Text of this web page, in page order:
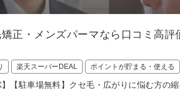
正・メンズパーマなら口コミ高
楽天スーパーDEAL ポイントが貯まる・使える
】【駐車場無料】クセ毛・広がりに悩む方の